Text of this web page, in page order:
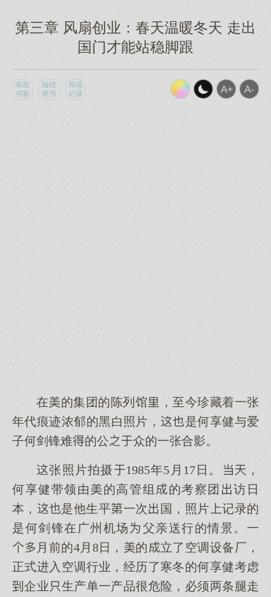
第三章 风扇创业：春天温暖冬天 走出
国门才能站稳脚跟
添加
书签
报错
求书
阅读
记录
在的集团的陈列馆，至今珍藏着一张
年代痕迹浓郁的黑白照片，是何享健与爱
子何剑锋难的公众的一张合影。
张照片拍摄1985年5月17日。，
何享健带领由的高管组的考察团访日
本，是他生平一次国，照片记录的
是何剑锋在广州机场父亲送行的情景。一
月前的4月8日，的立了空调设备厂，
正式进入空调行业，经历了寒冬的何享健考虑
企业生产单一产品很危险，必须两条腿走